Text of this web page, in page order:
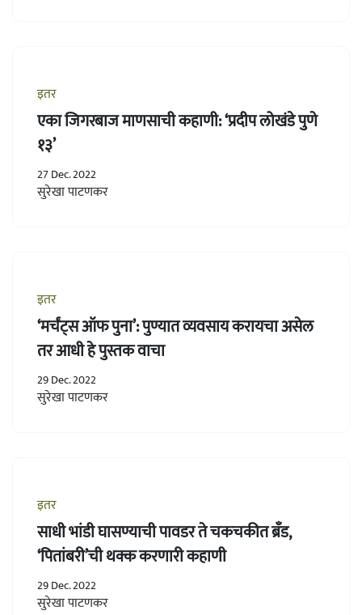
इतर
एका जिगरबाज माणसाची कहाणी: ‘प्रदीप लोखंडे पुणे
१३’
27 Dec. 2022
सुरेखा पाटणकर
इतर
‘मर्चंट्स ऑफ पुना’: पुण्यात व्यवसाय करायचा असेल
तर आधी हे पुस्तक वाचा
29 Dec. 2022
सुरेखा पाटणकर
इतर
साधी भांडी घासण्याची पावडर ते चकचकीत ब्रँड,
‘पितांबरी’ची थक्क करणारी कहाणी
29 Dec. 2022
सुरेखा पाटणकर